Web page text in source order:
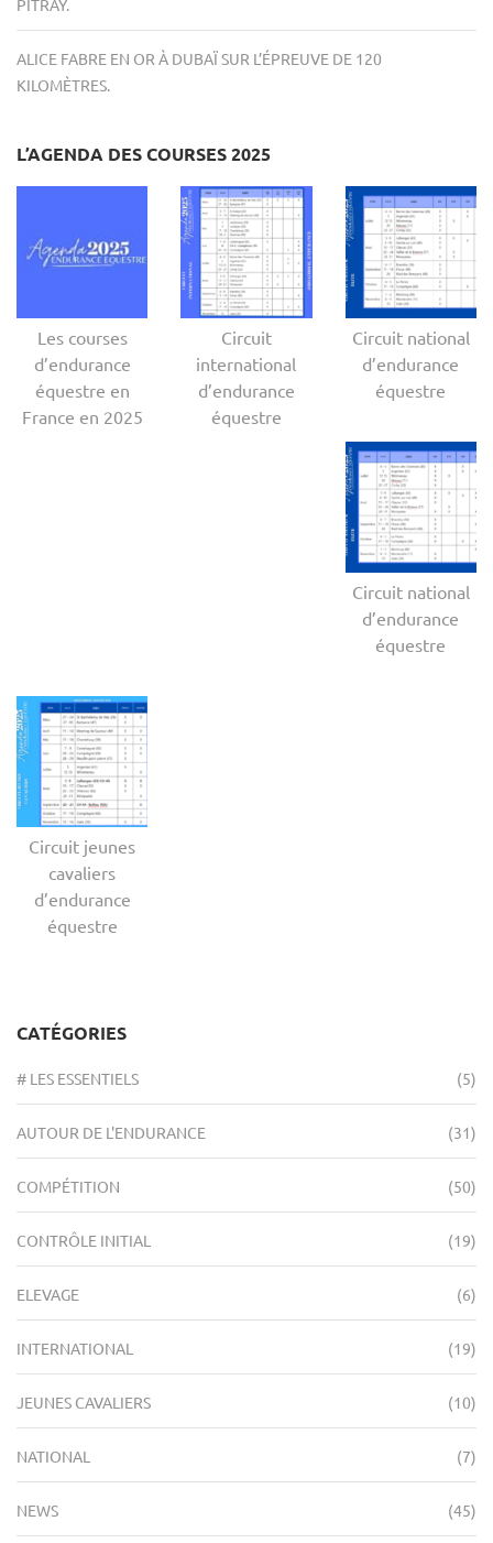
PITRAY.
ALICE FABRE EN OR À DUBAÏ SUR L’ÉPREUVE DE 120
KILOMÈTRES.
L’AGENDA DES COURSES 2025
Les courses
d’endurance
équestre en
France en 2025
Circuit
international
d’endurance
équestre
Circuit national
d’endurance
équestre
Circuit national
d’endurance
équestre
Circuit jeunes
cavaliers
d’endurance
équestre
CATÉGORIES
# LES ESSENTIELS (5)
AUTOUR DE L'ENDURANCE (31)
COMPÉTITION (50)
CONTRÔLE INITIAL (19)
ELEVAGE (6)
INTERNATIONAL (19)
JEUNES CAVALIERS (10)
NATIONAL (7)
NEWS (45)